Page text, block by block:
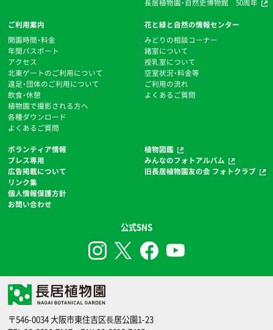
長居植物園・自然史博物館 50周年
ご利用案内
開園時間・料金
年間パスポート
アクセス
北東ゲートのご利用について
遠足・団体のご利用について
飲食・休憩
植物園で撮影される方へ
各種ダウンロード
よくあるご質問
花と緑と自然の情報センター
みどりの相談コーナー
諸室について
授乳室について
空室状況・料金等
ご利用の流れ
よくあるご質問
ボランティア情報
プレス専用
広告掲載について
リンク集
個人情報保護方針
お問い合わせ
植物図鑑
みんなのフォトアルバム
旧長居植物園友の会 フォトクラブ
公式SNS
〒546-0034 大阪市東住吉区⻑居公園1-23